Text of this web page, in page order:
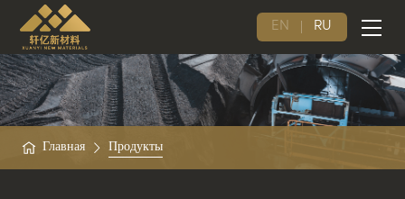
EN RU
Главная Продукты